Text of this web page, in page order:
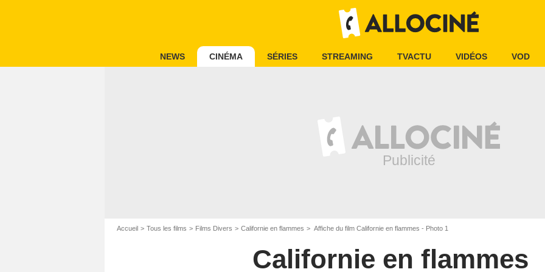
NEWS CINÉMA SÉRIES STREAMING TVACTU VIDÉOS VOD
Accueil Tous les films Films Divers Californie en flammes Affiche du film Californie en flammes - Photo 1
Californie en flammes